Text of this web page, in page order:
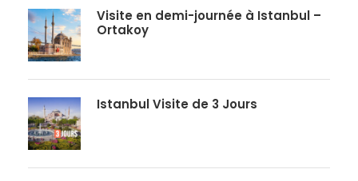
Visite en demi-journée à Istanbul –
Ortakoy
Istanbul Visite de 3 Jours